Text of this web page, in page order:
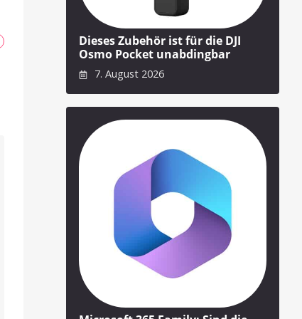
Dieses Zubehör ist für die DJI
Osmo Pocket unabdingbar
7. August 2026